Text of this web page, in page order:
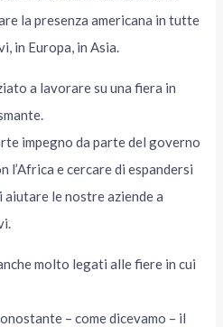
la presenza americana in tutte
in Europa, in Asia.
a lavorare su una fiera in
impegno da parte del governo
l’Africa e cercare di espandersi
aiutare le nostre aziende a
molto legati alle fiere in cui
– come dicevamo – il